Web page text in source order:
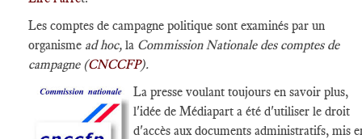
Les comptes de campagne politique sont examinés par un
organisme ad hoc, la Commission Nationale des comptes de
campagne (CNCCFP).
La presse voulant toujours en savoir plus,
l'idée de Médiapart a été d'utiliser le droit
d'accès aux documents administratifs, mis